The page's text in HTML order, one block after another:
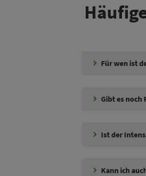
Für wen ist
Gibt es noch
Ist der
Kann ich